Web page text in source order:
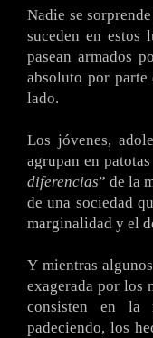
Nadie se
suceden en estos
pasean armados
absoluto por parte
lado.
Los jóvenes,
agrupan en
diferencias” de la
de una sociedad
marginalidad y el
Y mientras
exagerada por los
consisten en la
padeciendo, los